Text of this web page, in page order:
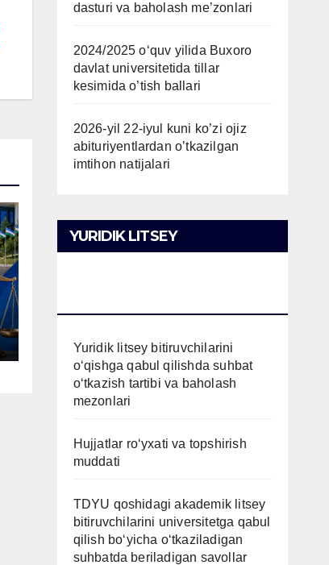
dasturi va baholash me’zonlari
2024/2025 oʻquv yilida Buxoro
davlat universitetida tillar
kesimida o’tish ballari
2026-yil 22-iyul kuni ko’zi ojiz
abituriyentlardan o’tkazilgan
imtihon natijalari
YURIDIK LITSEY
Yuridik litsey bitiruvchilarini
o‘qishga qabul qilishda suhbat
o‘tkazish tartibi va baholash
mezonlari
Hujjatlar ro‘yxati va topshirish
muddati
TDYU qoshidagi akademik litsey
bitiruvchilarini universitetga qabul
qilish bo‘yicha o‘tkaziladigan
suhbatda beriladigan savollar